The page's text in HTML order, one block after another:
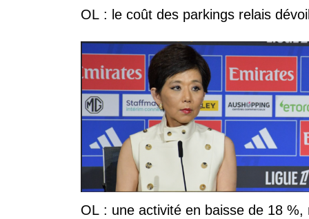
OL : le coût des parkings relais
OL : une activité en baisse de 18 %,